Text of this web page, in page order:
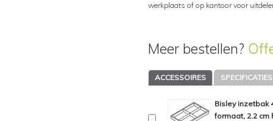
werkplaats of op kantoor voor
Meer bestellen?
ACCESSOIRES SPECIFICATIES
Bisley inzetbak
formaat, 2.2 cm